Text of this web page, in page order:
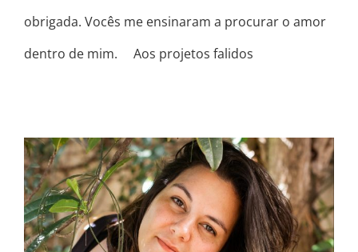
obrigada. Vocês me ensinaram a procurar o amor
dentro de mim. ⠀ Aos projetos falidos
EU SEI QUE VOCÊ JÁ TENTOU UM
MONTE DE COISA…